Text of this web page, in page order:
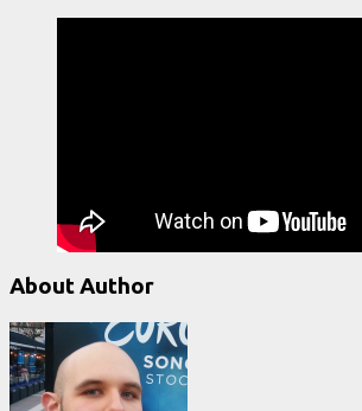
About Author